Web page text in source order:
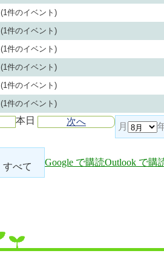
(1件のイベント)
(1件のイベント)
(1件のイベント)
(1件のイベント)
(1件のイベント)
(1件のイベント)
本日 次へ
月
すべて Google で購読Outlook で購